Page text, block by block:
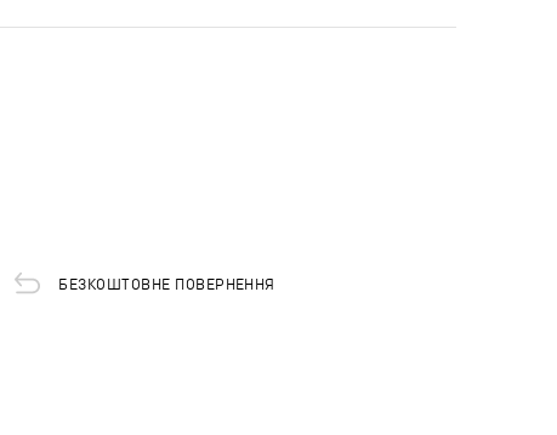
БЕЗКОШТОВНЕ ПОВЕРНЕННЯ